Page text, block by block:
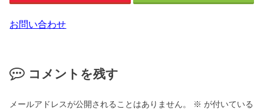
お問い合わせ
コメントを残す
メールアドレスが公開されることはありません。 ※ が付いている